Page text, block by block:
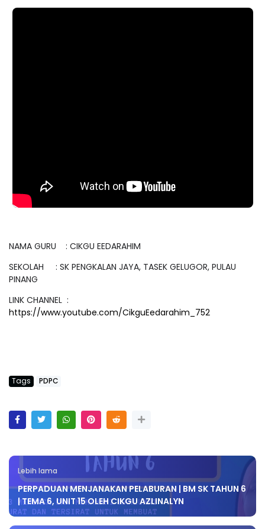
NAMA GURU : CIKGU EEDARAHIM
SEKOLAH : SK PENGKALAN JAYA, TASEK GELUGOR, PULAU
PINANG
LINK CHANNEL :
https://www.youtube.com/CikguEedarahim_752
Tags PDPC
Lebih lama
PERPADUAN MENJANAKAN PELABURAN | BM SK TAHUN 6
| TEMA 6, UNIT 15 OLEH CIKGU AZLINALYN